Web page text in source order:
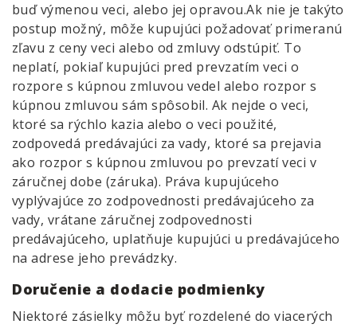
buď výmenou veci, alebo jej opravou.Ak nie je takýto
postup možný, môže kupujúci požadovať primeranú
zľavu z ceny veci alebo od zmluvy odstúpiť. To
neplatí, pokiaľ kupujúci pred prevzatím veci o
rozpore s kúpnou zmluvou vedel alebo rozpor s
kúpnou zmluvou sám spôsobil. Ak nejde o veci,
ktoré sa rýchlo kazia alebo o veci použité,
zodpovedá predávajúci za vady, ktoré sa prejavia
ako rozpor s kúpnou zmluvou po prevzatí veci v
záručnej dobe (záruka). Práva kupujúceho
vyplývajúce zo zodpovednosti predávajúceho za
vady, vrátane záručnej zodpovednosti
predávajúceho, uplatňuje kupujúci u predávajúceho
na adrese jeho prevádzky.
Doručenie a dodacie podmienky
Niektoré zásielky môžu byť rozdelené do viacerých